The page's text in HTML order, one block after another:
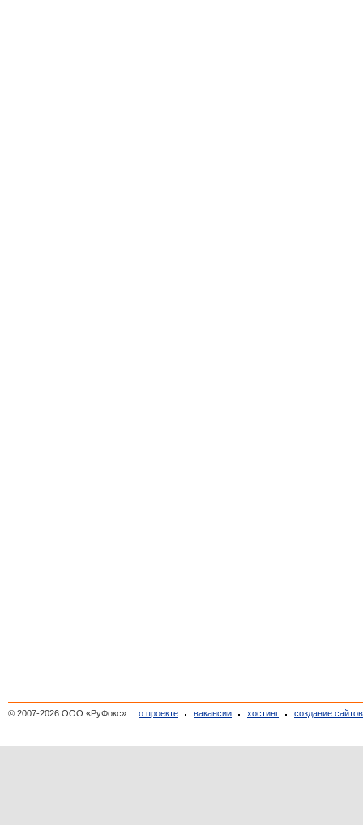
© 2007-2026 ООО «РуФокс» о проекте вакансии хостинг создание сайтов